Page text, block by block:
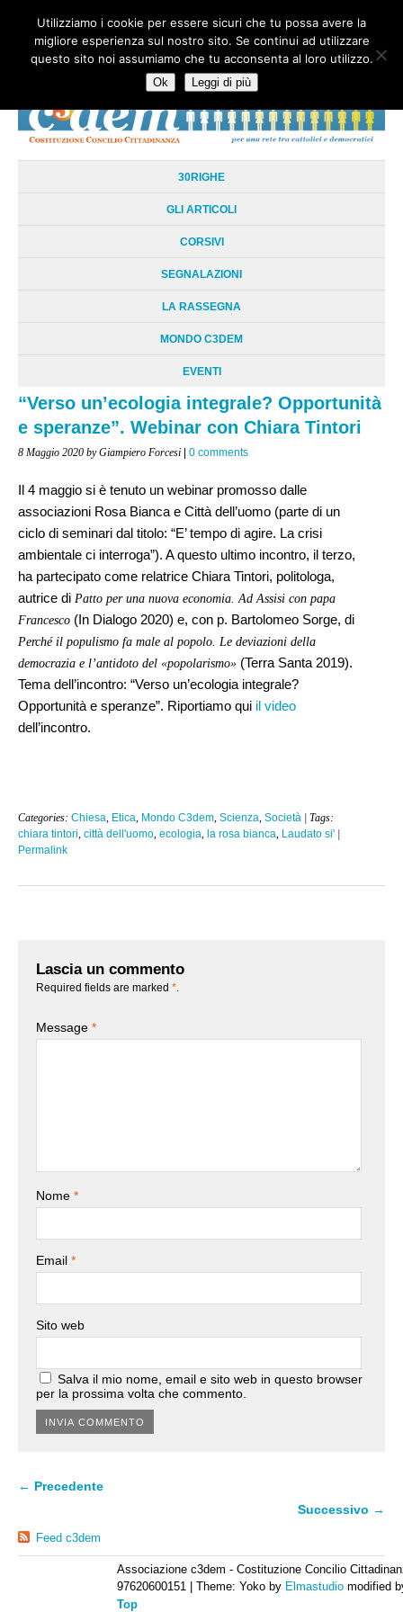
HOME CHI SIAMO LA RETE LE RADICI DOCUMENTAZIONE
AREE TEMATICHE
30RIGHE
GLI ARTICOLI
CORSIVI
SEGNALAZIONI
LA RASSEGNA
MONDO C3DEM
EVENTI
“Verso un’ecologia integrale? Opportunità
e speranze”. Webinar con Chiara Tintori
8 Maggio 2020 by Giampiero Forcesi | 0 comments
Il 4 maggio si è tenuto un webinar promosso dalle
associazioni Rosa Bianca e Città dell’uomo (parte di un
ciclo di seminari dal titolo: “E’ tempo di agire. La crisi
ambientale ci interroga”). A questo ultimo incontro, il terzo,
ha partecipato come relatrice Chiara Tintori, politologa,
autrice di Patto per una nuova economia. Ad Assisi con papa
Francesco (In Dialogo 2020) e, con p. Bartolomeo Sorge, di
Perché il populismo fa male al popolo. Le deviazioni della
democrazia e l’antidoto del «popolarismo» (Terra Santa 2019).
Tema dell’incontro: “Verso un’ecologia integrale?
Opportunità e speranze”. Riportiamo qui il video
dell’incontro.
Categories: Chiesa Etica Mondo C3dem Scienza Società | Tags:
chiara tintori città dell'uomo ecologia la rosa bianca Laudato si' |
Permalink
Lascia un commento
Required fields are marked *
Message *
Nome *
Email *
Sito web
Salva il mio nome, email e sito web in questo browser
per la prossima volta che commento.
← Precedente
Successivo →
Feed c3dem
Associazione c3dem - Costituzione Concilio
97620600151
Theme: Yoko by Elmastudio modified
Top
Utilizziamo i cookie per essere sicuri che tu possa avere la
migliore esperienza sul nostro sito. Se continui ad utilizzare
questo sito noi assumiamo che tu acconsenta al loro utilizzo.
Ok Leggi di più